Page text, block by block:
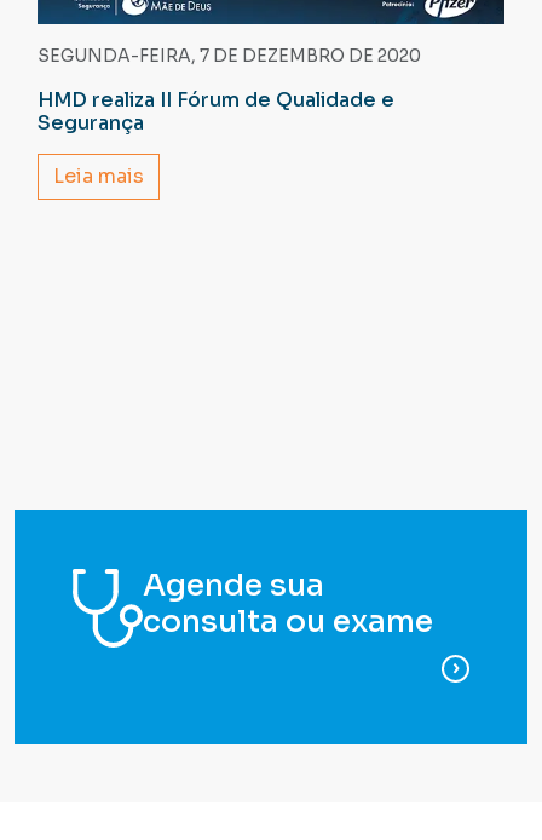
SEGUNDA-FEIRA, 7 DE DEZEMBRO DE 2020
HMD realiza II Fórum de Qualidade e
Segurança
Leia mais
Agende sua
consulta ou exame
para